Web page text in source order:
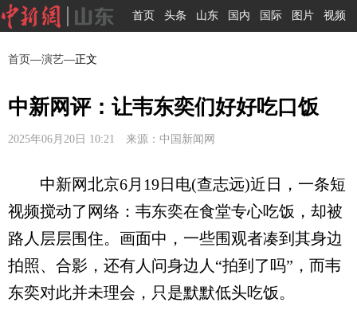
首页 头条 山东 国内 国际 图片 视频
首页—演艺—正文
中新网评：让韦东奕们好好吃口饭
2025年06月20日 10:21 来源：中国新闻网
中新网北京6月19日电(查志远)近日，一条短
视频搅动了网络：韦东奕在食堂专心吃饭，却被
路人层层围住。画面中，一些围观者凑到其身边
拍照、合影，还有人问身边人“拍到了吗”，而韦
东奕对此并未理会，只是默默低头吃饭。